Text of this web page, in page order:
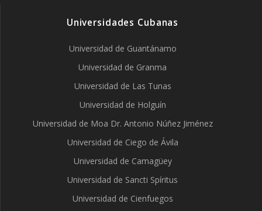
Universidades Cubanas
Universidad de Guantánamo
Universidad de Granma
Universidad de Las Tunas
Universidad de Holguín
Universidad de Moa Dr. Antonio Núñez Jiménez
Universidad de Ciego de Ávila
Universidad de Camagüey
Universidad de Sancti Spíritus
Universidad de Cienfuegos